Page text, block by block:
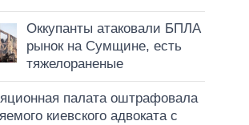
Оккупанты атаковали БПЛА
рынок на Сумщине, есть
тяжелораненые
палата оштрафовала
киевского адвоката с